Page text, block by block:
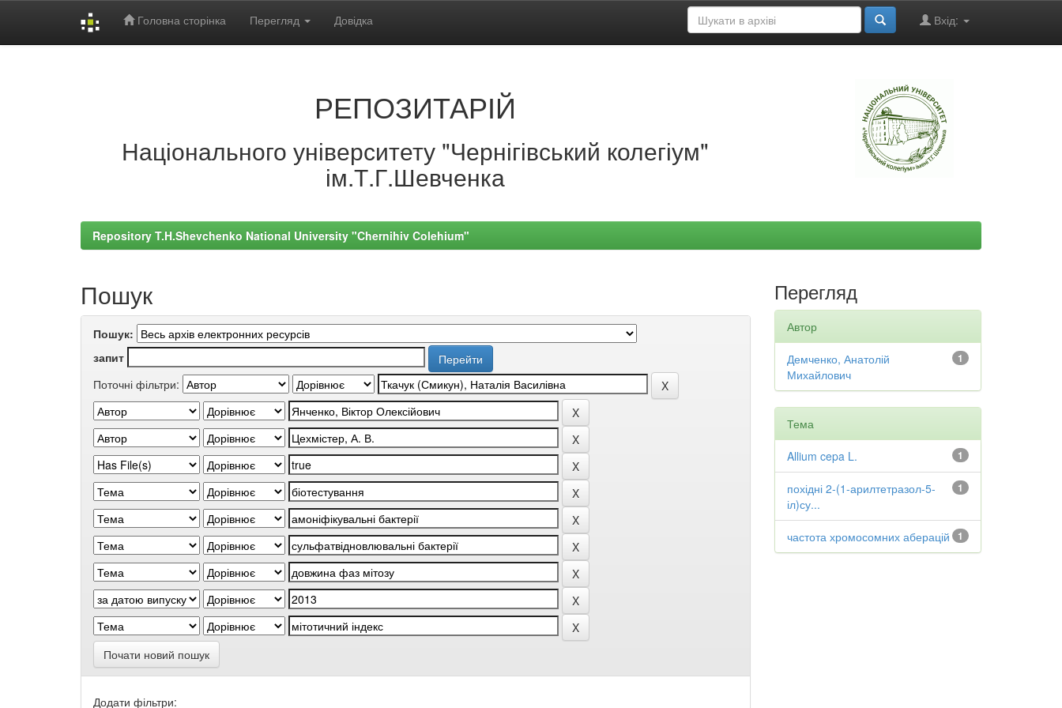
Головна сторінка Перегляд Довідка Вхід:
РЕПОЗИТАРІЙ
Національного університету "Чернігівський колегіум"
ім.Т.Г.Шевченка
Repository T.H.Shevchenko National University "Chernihiv Colehium"
Пошук
Пошук:
запит
Поточні фільтри:
Почати новий пошук
Додати фільтри:
Перегляд
Автор
1
Демченко, Анатолій
Михайлович
Тема
1
Allium cepa L.
1
похідні 2-(1-арилтетразол-5-
іл)су...
1
частота хромосомних аберацій